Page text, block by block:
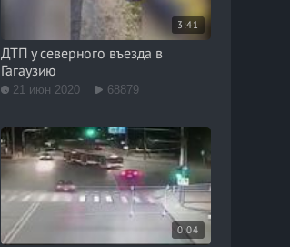
3:41
ДТП у северного въезда в
Гагаузию
21 июн 2020 68879
0:04